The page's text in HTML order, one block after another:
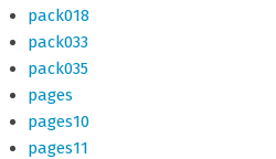
pack018
pack033
pack035
pages
pages10
pages11